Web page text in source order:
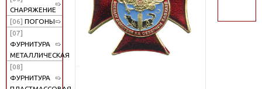
СНАРЯЖЕНИЕ
[06] ПОГОНЫ
[07]
ФУРНИТУРА
МЕТАЛЛИЧЕСКАЯ
[08]
ФУРНИТУРА